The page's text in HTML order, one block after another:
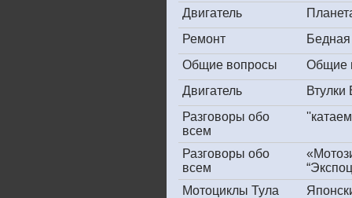
Двигатель
Ремонт
Общие вопросы
Общие
Двигатель
Разговоры обо
всем
Разговоры обо
всем
Мотоциклы Тула